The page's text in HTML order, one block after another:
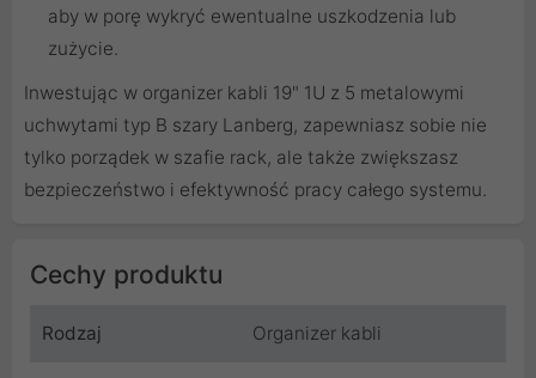
aby w porę wykryć ewentualne uszkodzenia lub
zużycie.
Inwestując w organizer kabli 19" 1U z 5 metalowymi
uchwytami typ B szary Lanberg, zapewniasz sobie nie
tylko porządek w szafie rack, ale także zwiększasz
bezpieczeństwo i efektywność pracy całego systemu.
Cechy produktu
Rodzaj Organizer kabli